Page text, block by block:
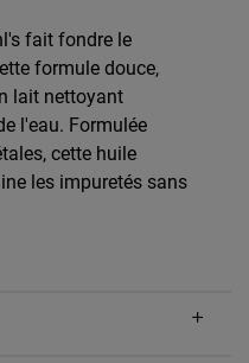
fait fondre le
formule douce,
lait nettoyant
l'eau. Formulée
cette huile
les impuretés sans